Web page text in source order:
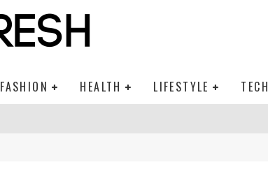
FASHION HEALTH LIFESTYLE TECH